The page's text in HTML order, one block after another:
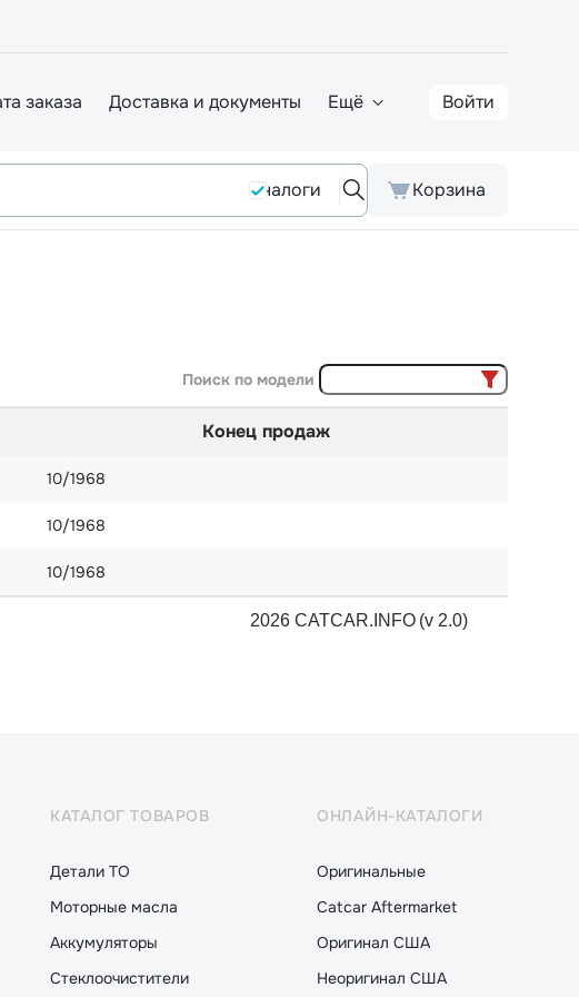
заказа Доставка и документы Ещё Войти
Аналоги Корзина
Поиск по модели
Конец продаж
10/1968
10/1968
10/1968
2026 CATCAR.INFO (v 2.0)
КАТАЛОГ ТОВАРОВ
Детали ТО
Моторные масла
Аккумуляторы
Стеклоочистители
ОНЛАЙН-КАТАЛОГИ
Оригинальные
Catcar Aftermarket
Оригинал США
Неоригинал США